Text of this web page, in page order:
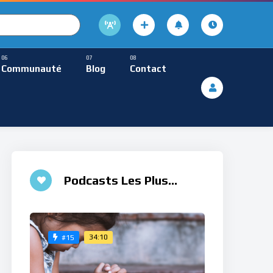
Lecture
Communauté Blog Contact
Méditative
Podcasts Les Plus
#15 34:10